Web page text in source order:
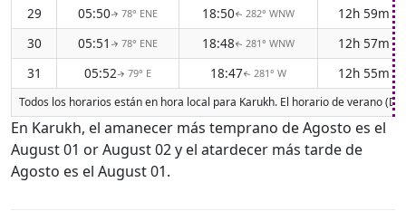
29 05:50↑ 78° ENE 18:50↑ 282° WNW
12h 59m
30
05:51 ↑ 78° ENE 18:48↑ 281° WNW
12h 57m
31
05:52↑ 79° E 18:47↑ 281° W 12h 55m
Todos los horarios están en hora local para Karukh. El horario de verano
En Karukh, el amanecer más temprano de Agosto es el
August 01 or August 02 y el atardecer más tarde de
Agosto es el August 01.